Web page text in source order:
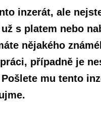
inzerát, ale
s platem nebo
nějakého
případně je
mu tento